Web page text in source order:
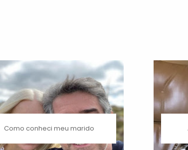
Como conheci meu marido